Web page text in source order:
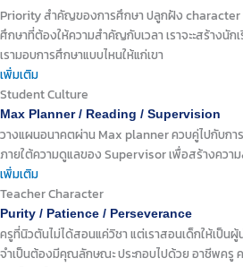
Priority สำคัญของการศึกษา ปลูกฝัง character
ศึกษาที่ต้องให้ความสำคัญกับเวลา เราจะะสร้างนัก
เรามอบการศึกษาแบบไหนให้แก่เขา
เพิ่มเติม
Student Culture
Max Planner / Reading / Supervision
วางแผนอนาคตผ่าน Max planner ควบคู่ไปกับกา
ภายใต้ความดูแลของ Supervisor เพื่อสร้างคว
เพิ่มเติม
Teacher Character
Purity / Patience / Perseverance
ครูที่นิวตันไม่ได้สอนแค่วิชา แต่เราสอนเด็กให้เป็
จำเป็นต้องมีคุณลักษณะ ประกอบไปด้วย อาชีพครู